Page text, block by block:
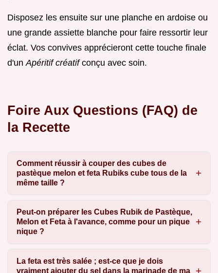
Disposez les ensuite sur une planche en ardoise ou
une grande assiette blanche pour faire ressortir leur
éclat. Vos convives apprécieront cette touche finale
d'un Apéritif créatifconçu avec soin.
Foire Aux Questions (FAQ) de
la Recette
Comment réussir à couper des cubes de
pastèque melon et feta Rubiks cube tous de la
même taille ?
Peut-on préparer les Cubes Rubik de Pastèque,
Melon et Feta à l'avance, comme pour un pique
nique ?
La feta est très salée ; est-ce que je dois
vraiment ajouter du sel dans la marinade de ma